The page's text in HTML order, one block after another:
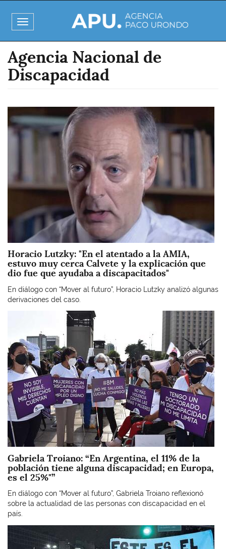
al
contenido
principal
Toggle
navigation
Agencia Nacional de
Discapacidad
Horacio Lutzky: "En el atentado a la AMIA,
estuvo muy cerca Calvete y la explicación que
dio fue que ayudaba a discapacitados"
En diálogo con “Mover al futuro”, Horacio Lutzky analizó algunas
derivaciones del caso.
Gabriela Troiano: “En Argentina, el 11% de la
población tiene alguna discapacidad; en Europa,
es el 25%"”
En diálogo con “Mover al futuro”, Gabriela Troiano reflexionó
sobre la actualidad de las personas con discapacidad en el
país.